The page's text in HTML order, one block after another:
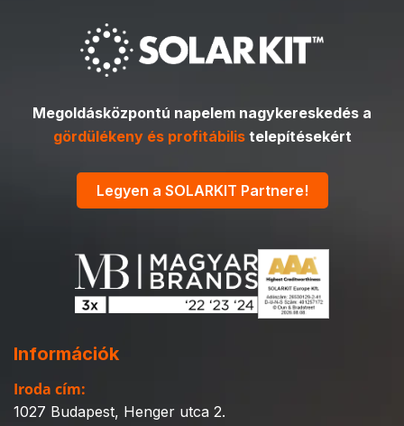
Megoldásközpontú napelem nagykereskedés a
gördülékeny és profitábilistelepítésekért
Legyen a SOLARKIT Partnere!
Információk
Iroda cím:
1027 Budapest, Henger utca 2.